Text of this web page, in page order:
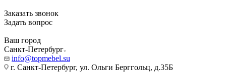
Заказать звонок
Задать вопрос
Ваш город
Санкт-Петербург
info@topmebel.su
г. Санкт-Петербург, ул. Ольги Берггольц, д.35Б